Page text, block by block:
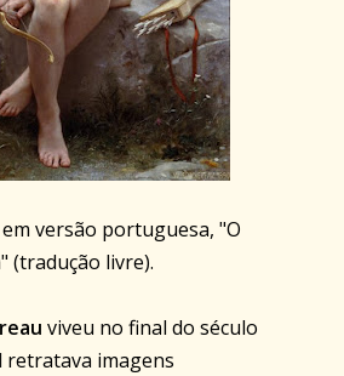
versão portuguesa, "O
(tradução livre).
viveu no final do século
retratava imagens